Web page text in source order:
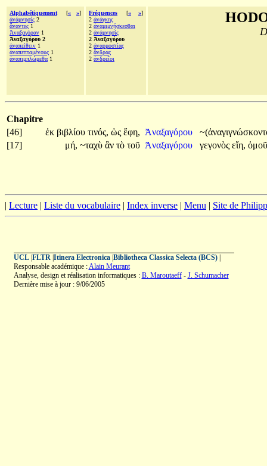
Alphabétiquement [« »]
ἀνάμνησίς 2
ἄναντες 1
Ἀναξαγόραν 1
Ἀναξαγόρου 2
ἀναπείθειν 1
ἀναπεπταμένους 1
ἀναπιμπλώμεθα 1
Fréquences [« »]
2 ἀνάγκης
2 ἀναμιμνῄσκεσθαι
2 ἀνάμνησίς
2 Ἀναξαγόρου
2 ἀναρμοστίας
2 ἄνδρας
2 ἀνδρεῖοι
Chapitre
[46]
ἐκ βιβλίου τινός, ὡς ἔφη, Ἀναξαγόρου
[17]
μή, ~ταχὺ ἂν τὸ τοῦ Ἀναξαγόρου γεγονὸς εἴη,
| Lecture | Liste du vocabulaire | Index inverse | Menu | Site de
UCL| FLTR| Itinera Electronica| Bibliotheca Classica Selecta (BCS)|
Responsable académique :Alain Meurant
Analyse, design et réalisation informatiques : B. Maroutaeff- J. Schumacher
Dernière mise à jour : 9/06/2005